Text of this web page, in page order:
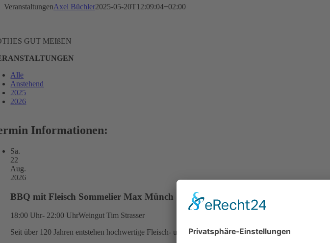
VeranstaltungenAxel Büchler2025-05-20T12:09:04+02:00
GUT MEIßEN
Alle
Anstehend
2025
2026
Informationen:
Sa.
22
Aug.
2026
BBQ mit Fleisch Sommelier Max Münch
18:00 Uhr- 22:00 UhrWeingut Tim Strasser
Seit über 120 Jahren entstehen hochwertige Fleisch- und Wurstwaren aus eigener Herstellung in der